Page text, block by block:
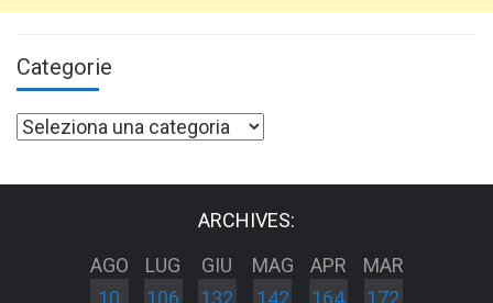
Categorie
Categorie
ARCHIVES:
AGO
10
LUG
106
GIU
132
MAG
142
APR
164
MAR
172